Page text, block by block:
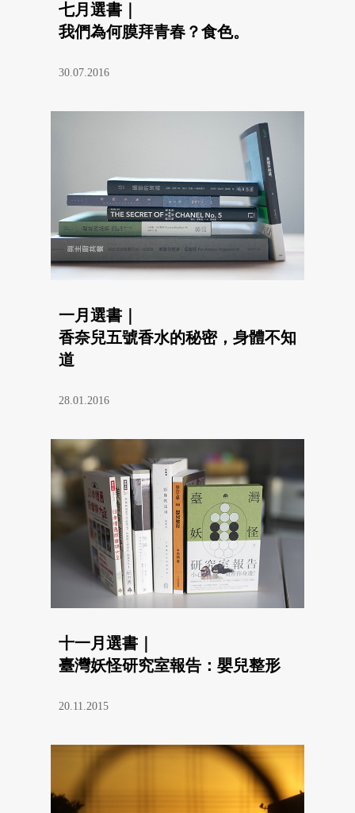
七月選書｜
我們為何膜拜青春？食色。
30.07.2016
一月選書｜
香奈兒五號香水的秘密，身體不知
道
28.01.2016
十一月選書｜
臺灣妖怪研究室報告：嬰兒整形
20.11.2015